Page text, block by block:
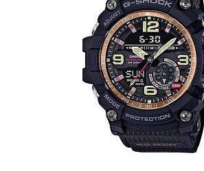
G-shock
GG-1000RG-1A
i